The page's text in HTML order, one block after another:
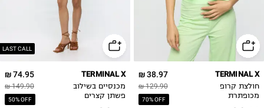
38.97 ₪
129.90 ₪
70% OFF
TERMINAL X
חולצת קרופ
מכופתרת
LAST CALL
74.95 ₪
149.90 ₪
50% OFF
TERMINAL X
מכנסיים בשילוב
פשתן קצרים